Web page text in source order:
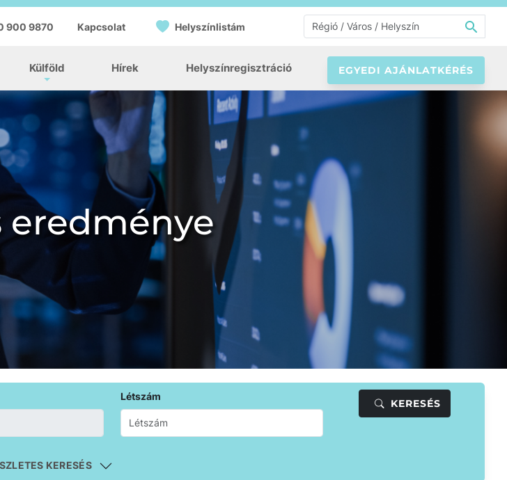
900 9870 Kapcsolat Helyszínlistám
Külföld Hírek Helyszínregisztráció EGYEDI AJÁNLATKÉRÉS
eredménye
Létszám
KERESÉS
KERESÉS